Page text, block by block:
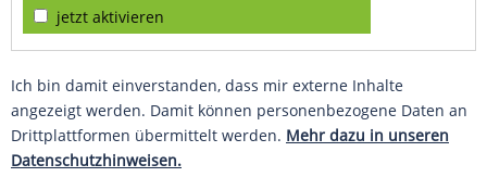
jetzt aktivieren
Ich bin damit einverstanden, dass mir externe Inhalte
angezeigt werden. Damit können personenbezogene Daten an
Drittplattformen übermittelt werden. Mehr dazu in unseren
Datenschutzhinweisen.